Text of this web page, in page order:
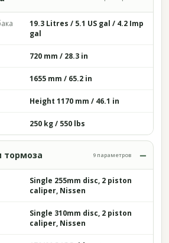
19.3 Litres / 5.1 US gal / 4.2 Imp
gal
720 mm / 28.3 in
1655 mm / 65.2 in
Height 1170 mm / 46.1 in
250 kg / 550 lbs
тормоза 9 параметров
Single 255mm disc, 2 piston
caliper, Nissen
Single 310mm disc, 2 piston
caliper, Nissen